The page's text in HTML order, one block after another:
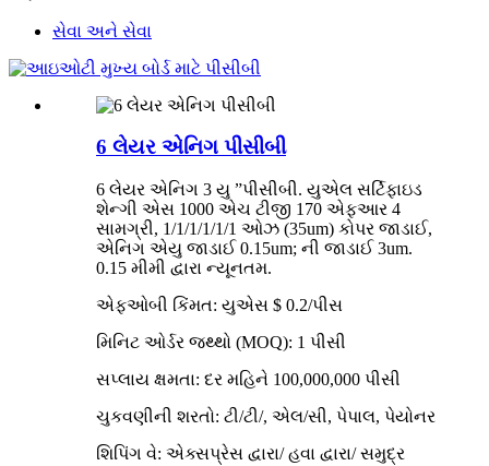
સેવા અને સેવા
6 લેયર એનિગ પીસીબી
6 લેયર એનિગ 3 યુ ”પીસીબી. યુએલ સર્ટિફાઇડ
શેન્ગી એસ 1000 એચ ટીજી 170 એફઆર 4
સામગ્રી, 1/1/1/1/1/1 ઓઝ (35um) કોપર જાડાઈ,
એનિગ એયુ જાડાઈ 0.15um; ની જાડાઈ 3um.
0.15 મીમી દ્વારા ન્યૂનતમ.
એફઓબી કિંમત: યુએસ $ 0.2/પીસ
મિનિટ ઓર્ડર જથ્થો (MOQ): 1 પીસી
સપ્લાય ક્ષમતા: દર મહિને 100,000,000 પીસી
ચુકવણીની શરતો: ટી/ટી/, એલ/સી, પેપાલ, પેયોનર
શિપિંગ વે: એક્સપ્રેસ દ્વારા/ હવા દ્વારા/ સમુદ્ર